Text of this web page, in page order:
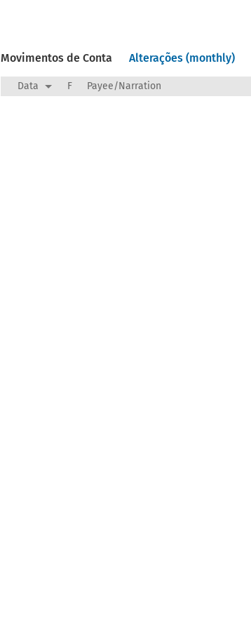
Movimentos de Conta Alterações (monthly)
Data F Payee/Narration